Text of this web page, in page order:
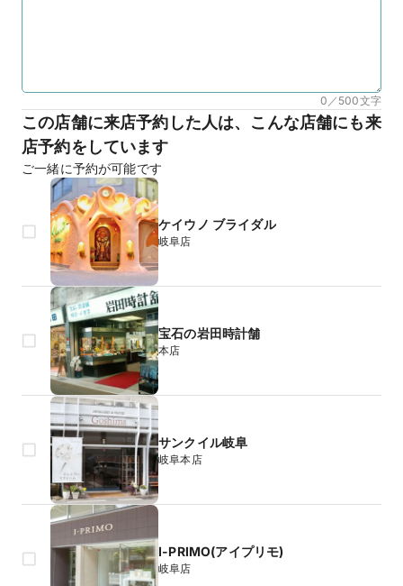
0／500文字
この店舗に来店予約した人は、こんな店舗にも来
店予約をしています
ご一緒に予約が可能です
ケイウノ ブライダル
岐阜店
宝石の岩田時計舗
本店
サンクイル岐阜
岐阜本店
I-PRIMO(アイプリモ)
岐阜店